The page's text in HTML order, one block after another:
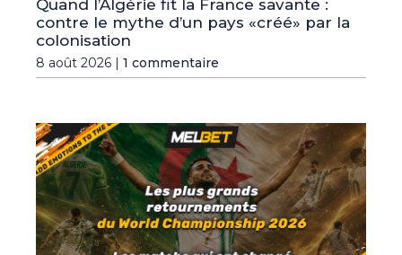
Quand l’Algérie fit la France savante :
contre le mythe d’un pays «créé» par la
colonisation
8 août 2026 | 1 commentaire